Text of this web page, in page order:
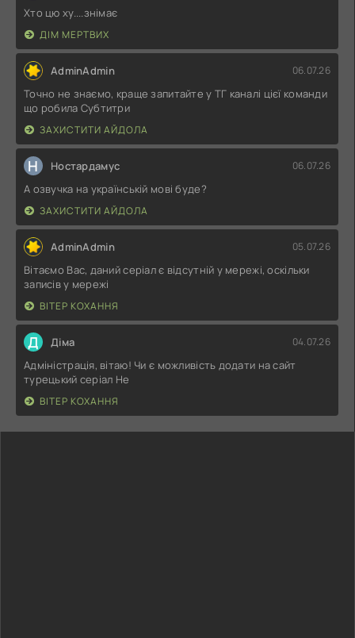
Хто цю ху....знімає
ДІМ МЕРТВИХ
AdminAdmin 06.07.26
Точно не знаємо, краще запитайте у ТГ каналі цієї команди
що робила Субтитри
ЗАХИСТИТИ АЙДОЛА
Н Ностардамус 06.07.26
А озвучка на українській мові буде?
ЗАХИСТИТИ АЙДОЛА
AdminAdmin 05.07.26
Вітаємо Вас, даний серіал є відсутній у мережі, оскільки
записів у мережі
ВІТЕР КОХАННЯ
Д Діма 04.07.26
Адміністрація, вітаю! Чи є можливість додати на сайт
турецький серіал Не
ВІТЕР КОХАННЯ